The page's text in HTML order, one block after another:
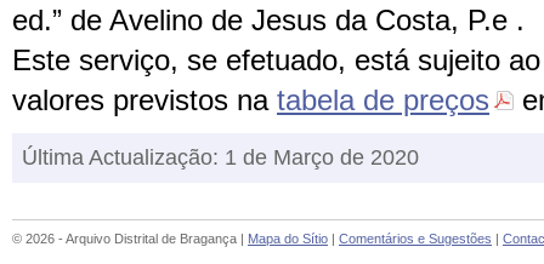
ed.” de Avelino de Jesus da Costa, P.e .
Este serviço, se efetuado, está sujeito
valores previstos na tabela de preços
Última Actualização: 1 de Março de 2020
© 2026 - Arquivo Distrital de Bragança | Mapa do Sítio | Comentários e Sugestões |